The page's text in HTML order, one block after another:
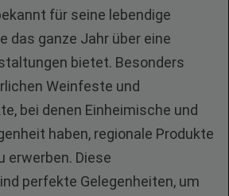
für seine lebendige
das ganze Jahr über eine
bietet. Besonders
Weinfeste und
bei denen Einheimische und
haben, regionale Produkte
erwerben. Diese
perfekte Gelegenheiten, um